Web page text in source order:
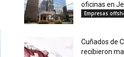
oficinas en
Empresas
Cuñados de
recibieron